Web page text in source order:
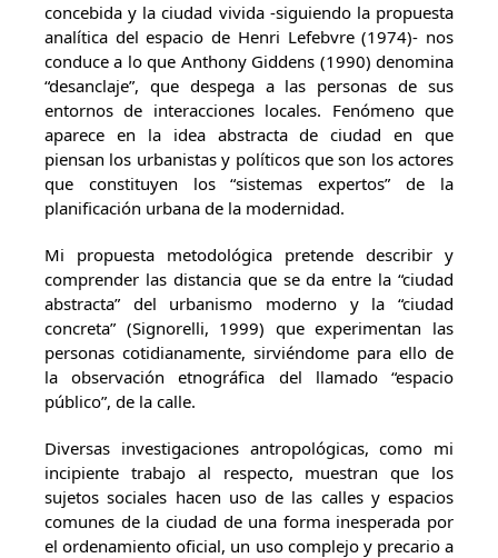
concebida y la ciudad vivida -siguiendo la propuesta
analítica del espacio de Henri Lefebvre (1974)- nos
conduce a lo que Anthony Giddens (1990) denomina
“desanclaje”, que despega a las personas de sus
entornos de interacciones locales. Fenómeno que
aparece en la idea abstracta de ciudad en que
piensan los urbanistas y políticos que son los actores
que constituyen los “sistemas expertos” de la
planificación urbana de la modernidad.
Mi propuesta metodológica pretende describir y
comprender las distancia que se da entre la “ciudad
abstracta” del urbanismo moderno y la “ciudad
concreta” (Signorelli, 1999) que experimentan las
personas cotidianamente, sirviéndome para ello de
la observación etnográfica del llamado “espacio
público”, de la calle.
Diversas investigaciones antropológicas, como mi
incipiente trabajo al respecto, muestran que los
sujetos sociales hacen uso de las calles y espacios
comunes de la ciudad de una forma inesperada por
el ordenamiento oficial, un uso complejo y precario a